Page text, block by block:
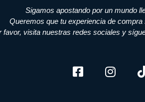
Sigamos apostando por un mundo
Queremos que tu experiencia de compra
favor, visita nuestras redes sociales y